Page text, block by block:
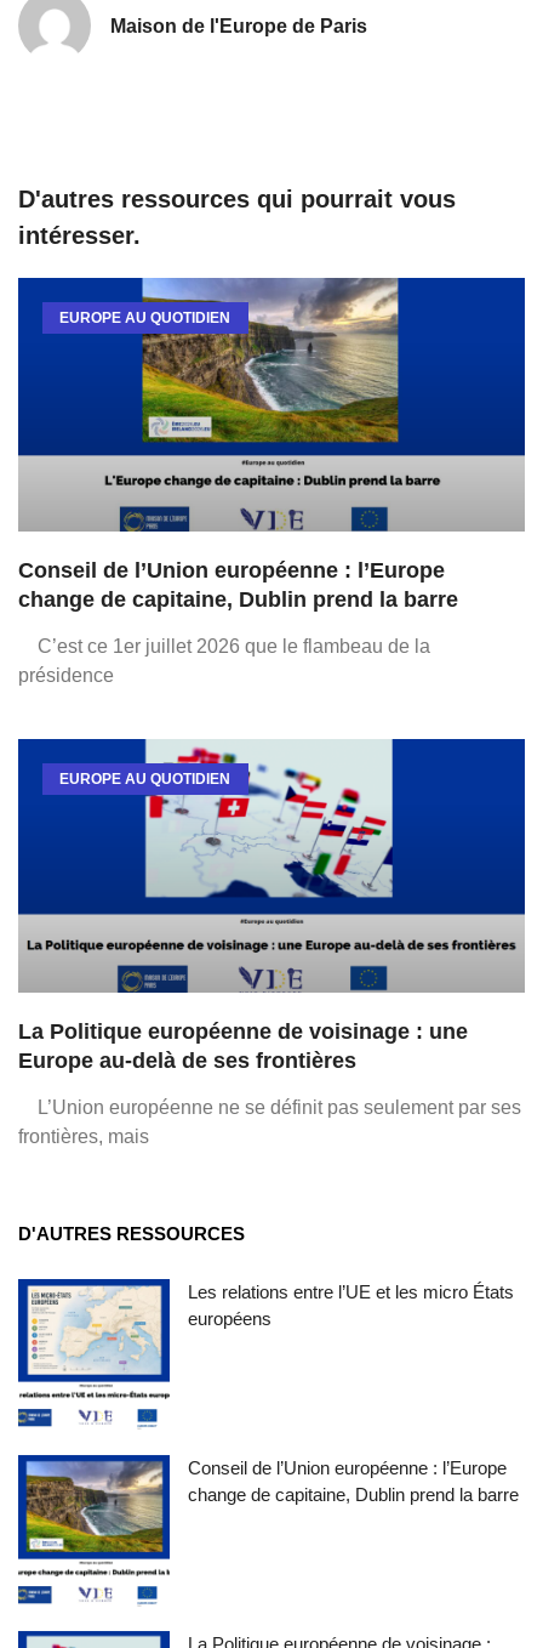
Maison de l'Europe de Paris
D'autres ressources qui pourrait vous
intéresser.
EUROPE AU QUOTIDIEN
Conseil de l’Union européenne : l’Europe
change de capitaine, Dublin prend la barre
C’est ce 1er juillet 2026 que le flambeau de la
présidence
EUROPE AU QUOTIDIEN
La Politique européenne de voisinage : une
Europe au-delà de ses frontières
L’Union européenne ne se définit pas seulement par ses
frontières, mais
D'AUTRES RESSOURCES
Les relations entre l’UE et les micro États
européens
Conseil de l’Union européenne : l’Europe
change de capitaine, Dublin prend la barre